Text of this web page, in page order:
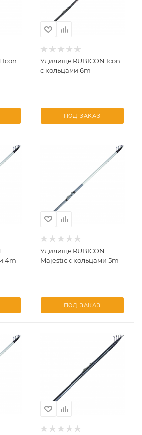
Icon
Удилище RUBICON Icon
с кольцами 6m
ПОД ЗАКАЗ
4m
Удилище RUBICON
Majestic с кольцами 5m
ПОД ЗАКАЗ